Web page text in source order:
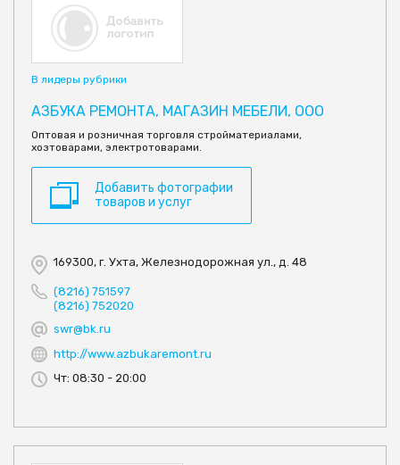
В лидеры рубрики
АЗБУКА РЕМОНТА, МАГАЗИН МЕБЕЛИ, ООО
Оптовая и розничная торговля стройматериалами,
хозтоварами, электротоварами.
Добавить фотографии
товаров и услуг
169300, г. Ухта, Железнодорожная ул., д. 48
(8216) 751597
(8216) 752020
swr@bk.ru
http://www.azbukaremont.ru
Чт: 08:30 - 20:00